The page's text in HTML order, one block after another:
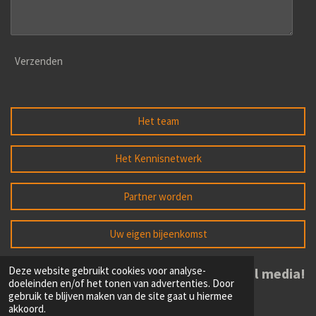
Deze website gebruikt cookies voor analyse-
doeleinden en/of het tonen van advertenties. Door
gebruik te blijven maken van de site gaat u hiermee
akkoord.
Verzenden
Het team
Het Kennisnetwerk
Partner worden
Uw eigen bijeenkomst
Volg ons op social media!
L